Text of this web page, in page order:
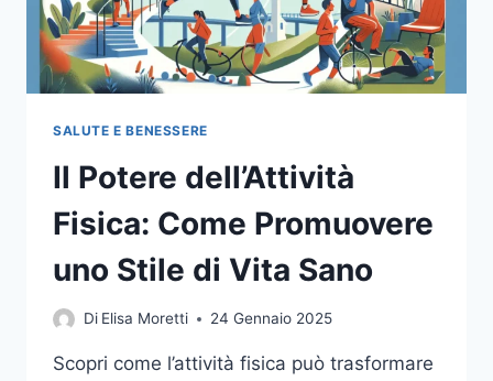
SALUTE E BENESSERE
Il Potere dell’Attività
Fisica: Come Promuovere
uno Stile di Vita Sano
Di Elisa Moretti 24 Gennaio 2025
Scopri come l’attività fisica può trasformare